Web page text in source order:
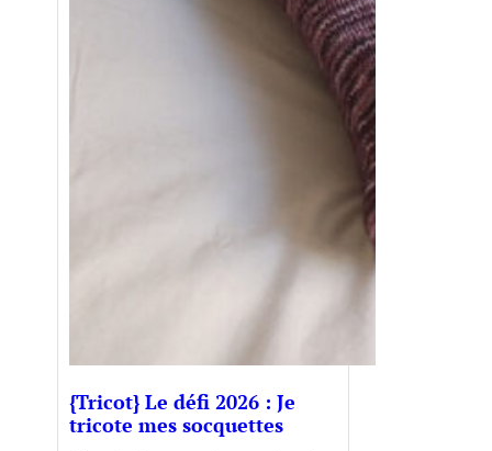
{Tricot} Le défi 2026 : Je
tricote mes socquettes